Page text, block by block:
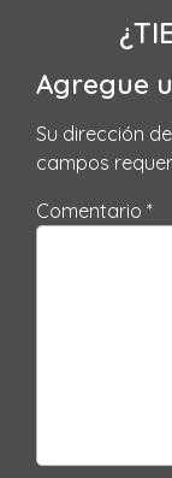
Agregue
Su dirección
campos
Comentario *